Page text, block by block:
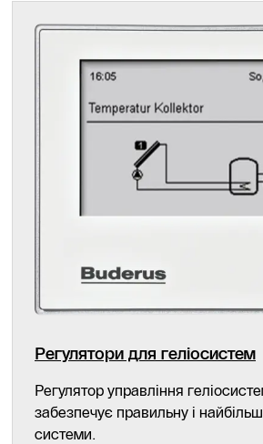
Регулятори для геліосистем
Регулятор управління
забезпечує правильну і
системи.
Виклик
майстра
Знайти
інсталятора